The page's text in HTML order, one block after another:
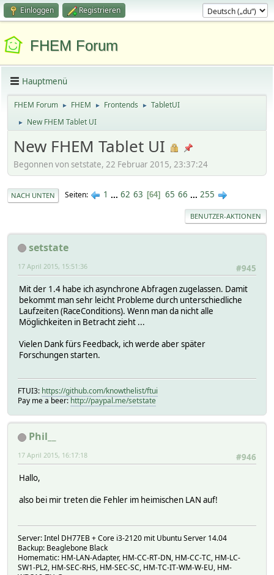
Einloggen Registrieren
FHEM Forum
Hauptmenü
FHEM Forum ► FHEM ► Frontends ► TabletUI
► New FHEM Tablet UI
New FHEM Tablet UI
Begonnen von setstate, 22 Februar 2015, 23:37:24
NACH UNTEN Seiten 1 ... 62 63 64 65 66 ... 255
BENUTZER-AKTIONEN
setstate
#945
17 April 2015, 15:51:36
Mit der 1.4 habe ich asynchrone Abfragen zugelassen. Damit
bekommt man sehr leicht Probleme durch unterschiedliche
Laufzeiten (RaceConditions). Wenn man da nicht alle
Möglichkeiten in Betracht zieht ...
Vielen Dank fürs Feedback, ich werde aber später
Forschungen starten.
FTUI3: https://github.com/knowthelist/ftui
Pay me a beer: http://paypal.me/setstate
Phil__
#946
17 April 2015, 16:17:18
Hallo,
also bei mir treten die Fehler im heimischen LAN auf!
Server: Intel DH77EB + Core i3-2120 mit Ubuntu Server 14.04
Backup: Beaglebone Black
Homematic: HM-LAN-Adapter, HM-CC-RT-DN, HM-CC-TC, HM-LC-
SW1-PL2, HM-SEC-RHS, HM-SEC-SC, HM-TC-IT-WM-W-EU, HM-